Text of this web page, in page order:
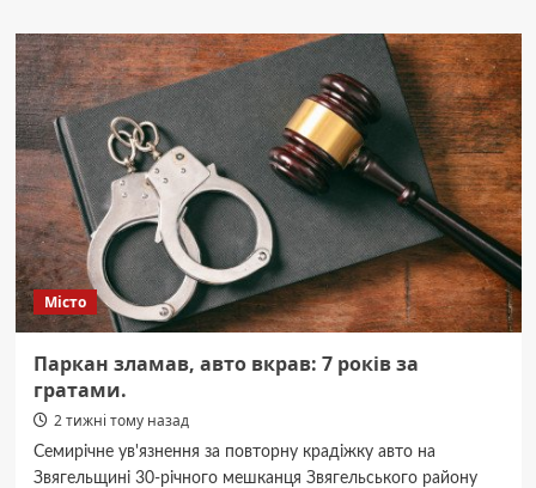
діє
“гаряча
лінія”!
Місто
Паркан зламав, авто вкрав: 7 років за
гратами.
2 тижні тому назад
Семирічне ув'язнення за повторну крадіжку авто на
Звягельщині 30-річного мешканця Звягельського району